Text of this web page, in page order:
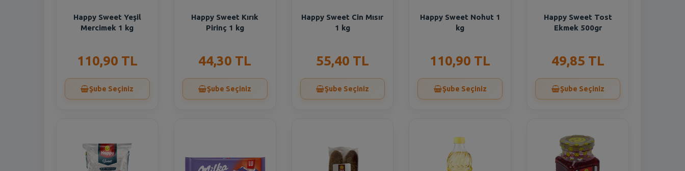
Happy Sweet Yeşil
Mercimek 1 kg
110,90 TL
Şube Seçiniz
Happy Sweet Kırık
Pirinç 1 kg
44,30 TL
Şube Seçiniz
Happy Sweet Cin Mısır
1 kg
55,40 TL
Şube Seçiniz
Happy Sweet Nohut 1
kg
110,90 TL
Şube Seçiniz
Happy Sweet Tost
Ekmek 500gr
49,85 TL
Şube Seçiniz